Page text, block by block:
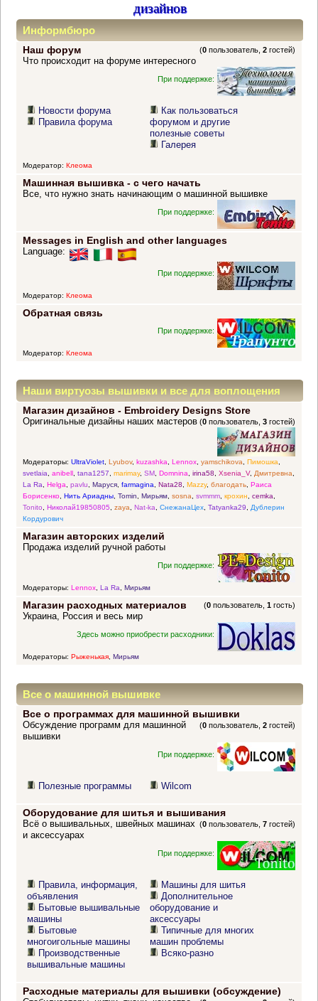
дизайнов
Информбюро
Наш форум (0 пользователь,2 гостей)
Что происходит на форуме интересного
При поддержке:
Новости форума
Правила форума
Как пользоваться
форумом и другие
полезные советы
Галерея
Модератор: Клеома
Машинная вышивка - с чего начать
Все, что нужно знать начинающим о машинной вышивке
При поддержке:
Messages in English and other languages
Language:
При поддержке:
Модератор: Клеома
Обратная связь
При поддержке:
Модератор: Клеома
Наши виртуозы вышивки и все для воплощения
прекрасных идей
Магазин дизайнов - Embroidery Designs Store
(0 пользователь,3 гостей)
Оригинальные дизайны наших мастеров
Модераторы: UltraViolet, Lyubov, kuzashka, Lennox, yamschikova, Пимошка,
svetlaia, anibell, tana1257, marimay, SM, Domnina, irina58, Xsenia_V, Дмитревна,
La Ra, Helga, pavlu, Маруся, farmagina, Nata28, Mazzy, благодать, Раиса
Борисенко, Нить Ариадны, Tomin, Мирьям, sosna, svmmm, крохин, cemka,
Tonito, Николай19850805, zaya, Nat-ka, СнежанаЦех, Tatyanka29, Дублерин
Кордурович
Магазин авторских изделий
Продажа изделий ручной работы
При поддержке:
Модераторы: Lennox, La Ra, Мирьям
Магазин расходных материалов (0 пользователь,1 гость)
Украина, Россия и весь мир
Здесь можно приобрести расходники:
Модераторы: Рыженькая, Мирьям
Все о машинной вышивке
Все о программах для машинной вышивки
(0 пользователь,2 гостей)
Обсуждение программ для машинной
вышивки
При поддержке:
Полезные программы Wilcom
Оборудование для шитья и вышивания
(0 пользователь,7 гостей)
Всё о вышивальных, швейных машинах
и аксессуарах
При поддержке:
Правила, информация,
объявления
Бытовые вышивальные
машины
Бытовые
многоигольные машины
Производственные
вышивальные машины
Машины для шитья
Дополнительное
оборудование и
аксессуары
Типичные для многих
машин проблемы
Всяко-разно
Расходные материалы для вышивки (обсуждение)